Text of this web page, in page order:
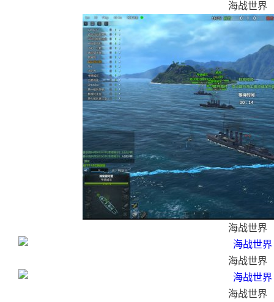
海战世界
海战世界
海战世界
海战世界